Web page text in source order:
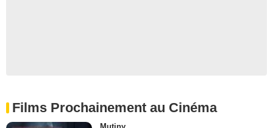
Films Prochainement au Cinéma